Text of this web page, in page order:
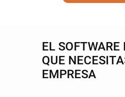
EL SOFTWARE
QUE
EMPRESA